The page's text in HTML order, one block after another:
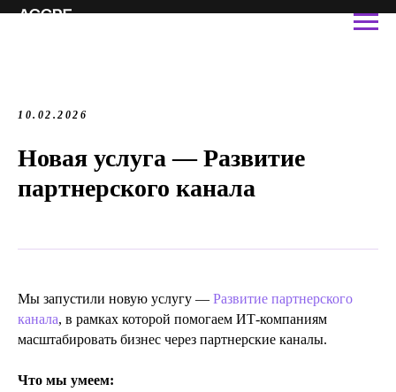
10.02.2026
Новая услуга—Развитие
партнерского канала
Мы запустили новую услугу — Развитие партнерского
канала, в рамках которой помогаем ИТ-компаниям
масштабировать бизнес через партнерские каналы.
Что мы умеем: